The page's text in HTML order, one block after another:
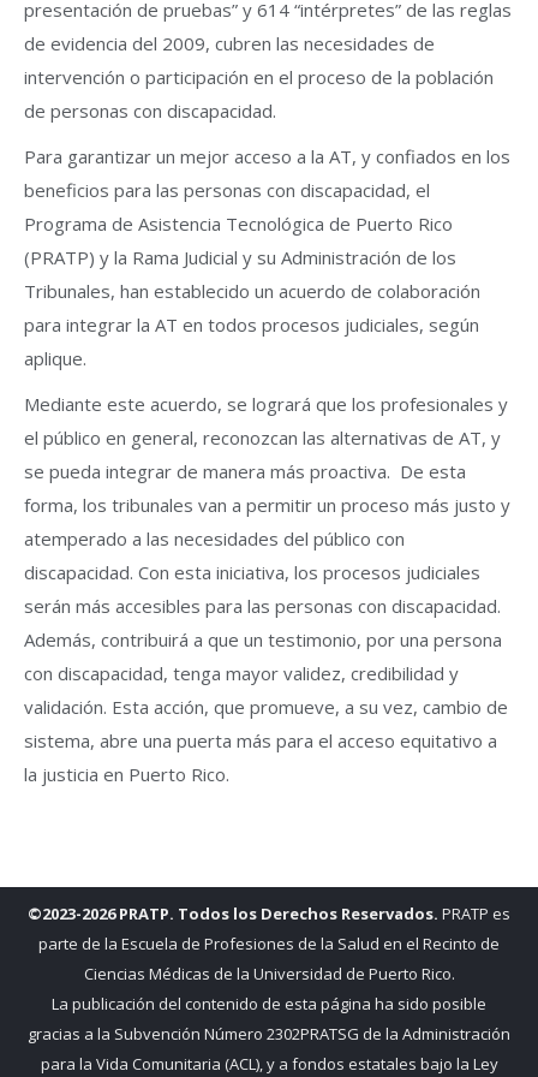
presentación de pruebas” y 614 “intérpretes” de las reglas
de evidencia del 2009, cubren las necesidades de
intervención o participación en el proceso de la población
de personas con discapacidad.
Para garantizar un mejor acceso a la AT, y confiados en los
beneficios para las personas con discapacidad, el
Programa de Asistencia Tecnológica de Puerto Rico
(PRATP) y la Rama Judicial y su Administración de los
Tribunales, han establecido un acuerdo de colaboración
para integrar la AT en todos procesos judiciales, según
aplique.
Mediante este acuerdo, se logrará que los profesionales y
el público en general, reconozcan las alternativas de AT, y
se pueda integrar de manera más proactiva. De esta
forma, los tribunales van a permitir un proceso más justo y
atemperado a las necesidades del público con
discapacidad. Con esta iniciativa, los procesos judiciales
serán más accesibles para las personas con discapacidad.
Además, contribuirá a que un testimonio, por una persona
con discapacidad, tenga mayor validez, credibilidad y
validación. Esta acción, que promueve, a su vez, cambio de
sistema, abre una puerta más para el acceso equitativo a
la justicia en Puerto Rico.
©2023-2026 PRATP. Todos los Derechos Reservados. PRATP es
parte de la Escuela de Profesiones de la Salud en el Recinto de
Ciencias Médicas de la Universidad de Puerto Rico.
La publicación del contenido de esta página ha sido posible
gracias a la Subvención Número 2302PRATSG de la Administración
para la Vida Comunitaria (ACL), y a fondos estatales bajo la Ley